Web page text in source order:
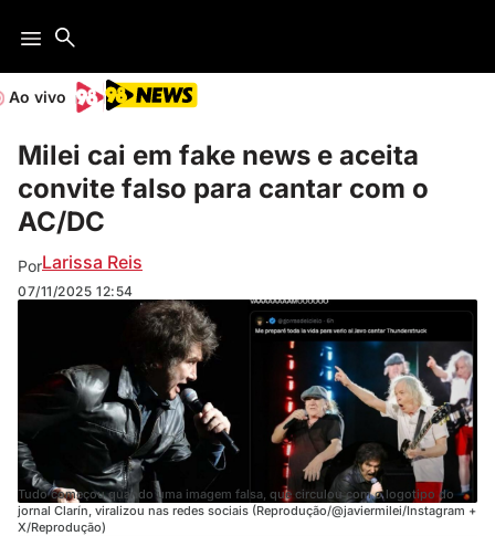
Ao vivo
Milei cai em fake news e aceita
convite falso para cantar com o
AC/DC
PorLarissa Reis
07/11/2025 12:54
Tudo começou quando uma imagem falsa, que circulou com o logotipo do
jornal Clarín, viralizou nas redes sociais (Reprodução/@javiermilei/Instagram +
X/Reprodução)